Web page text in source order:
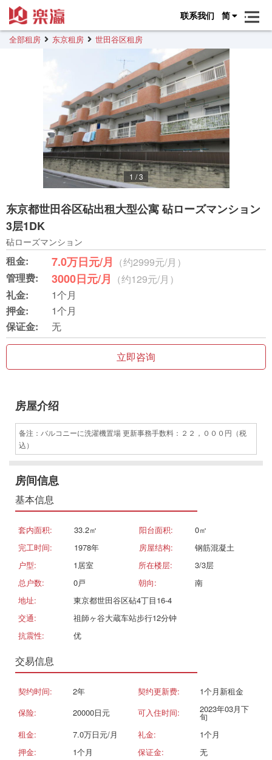
联系我们 简
全部租房 东京租房 世田谷区租房
1 /3
东京都世田谷区砧出租大型公寓 砧ローズマンション
3层1DK
砧ローズマンション
租金: 7.0万日元/月 （约2999元/月）
管理费:
3000日元/月 （约129元/月）
礼金:
1个月
押金:
1个月
保证金:
无
立即咨询
房屋介绍
备注：バルコニーに洗濯機置場 更新事務手数料：２２，０００円（税
込）
房间信息
基本信息
套内面积: 33.2㎡ 阳台面积:
0㎡
完工时间:
1978年 房屋结构:
钢筋混凝土
户型:
1居室 所在楼层:
3/3层
总户数:
0戸 朝向:
南
地址:
東京都世田谷区砧4丁目16-4
交通:
祖師ヶ谷大蔵车站步行12分钟
抗震性:
优
交易信息
契约时间: 2年 契约更新费:
1个月新租金
保险:
20000日元 可入住时间: 2023年03月下
旬
租金:
7.0万日元/月 礼金:
1个月
押金:
1个月 保证金:
无